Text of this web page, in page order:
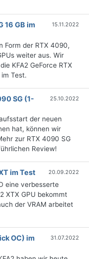
16 GB im
15.11.2022
Form der RTX 4090,
weiter aus. Wir
KFA2 GeForce RTX
Test.
SG (1-
25.10.2022
der neuen
hat, können wir
zur RTX 4090 SG
Review!
im Test 20.09.2022
eine verbesserte
XTX GPU bekommt
der VRAM arbeitet
OC) im
31.07.2022